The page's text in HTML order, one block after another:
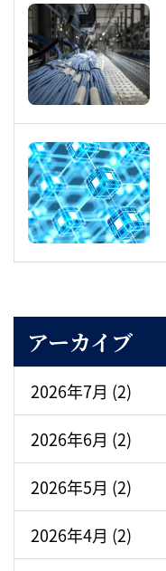
アーカイブ
2026年7月 (2)
2026年6月 (2)
2026年5月 (2)
2026年4月 (2)